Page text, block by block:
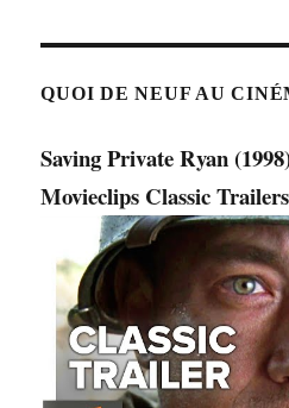
QUOI DE NEUF AU
Saving Private Ryan
Movieclips Classic Trailers